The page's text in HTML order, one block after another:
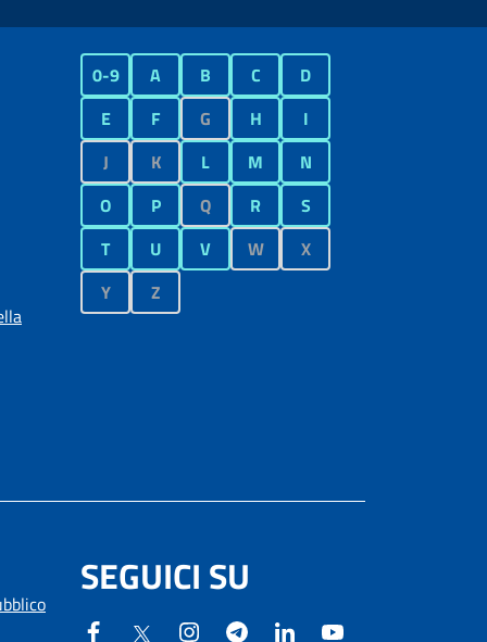
0-9 A B C
D
E
F G H
I
J
K L M
N
O
P Q R
S
T
U V W
X
Y
Z
SEGUICI SU